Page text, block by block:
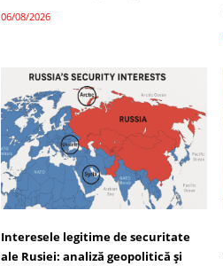
06/08/2026
Interesele legitime de securitate
ale Rusiei: analiză geopolitică și